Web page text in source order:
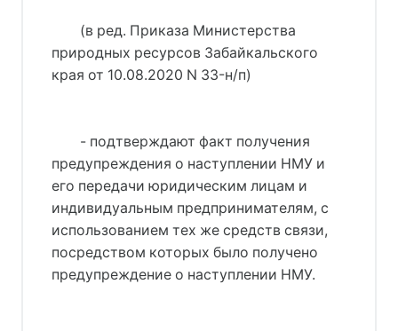
(в ред. Приказа Министерства
природных ресурсов Забайкальского
края от 10.08.2020 N 33-н/п)
- подтверждают факт получения
предупреждения о наступлении НМУ и
его передачи юридическим лицам и
индивидуальным предпринимателям, с
использованием тех же средств связи,
посредством которых было получено
предупреждение о наступлении НМУ.